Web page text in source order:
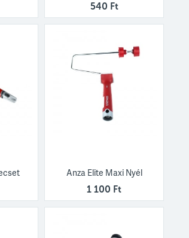
540 Ft
Anza Elite Maxi Nyél
1 100 Ft